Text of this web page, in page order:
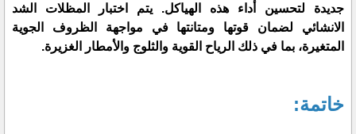
جديدة لتحسين أداء هذه الهياكل. يتم اختبار المظلات الشد
الانشائي لضمان قوتها ومتانتها في مواجهة الظروف الجوية
المتغيرة، بما في ذلك الرياح القوية والثلوج والأمطار الغزيرة.
خاتمة: